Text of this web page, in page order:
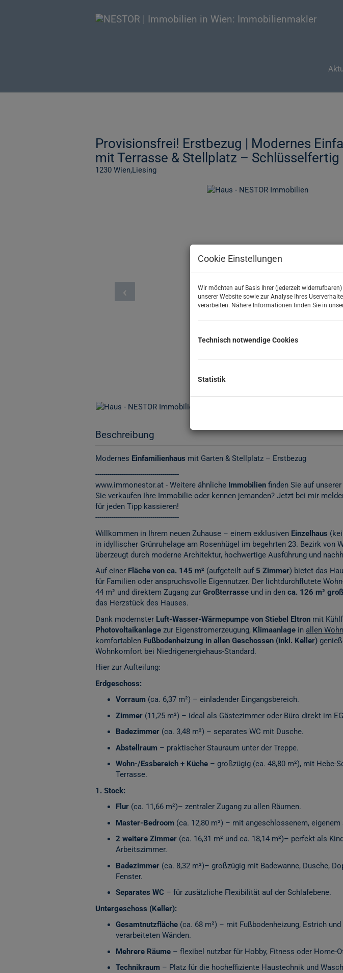
Provisionsfrei! Erstbezug | Modernes
mit Terrasse & Stellplatz – Schlüsselfertig
1230 Wien,Liesing
Beschreibung
Modernes Einfamilienhaus mit Garten & Stellplatz – Erstbezug
-----------------------------------------
www.immonestor.at - Weitere ähnliche Immobilien finden Sie auf
Sie verkaufen Ihre Immobilie oder kennen jemanden? Jetzt bei mir
für jeden Tipp kassieren!
-----------------------------------------
Willkommen in Ihrem neuen Zuhause – einem exklusiven Einzelhaus
in idyllischer Grünruhelage am Rosenhügel im begehrten 23. Bezirk von
überzeugt durch moderne Architektur, hochwertige Ausführung und
Auf einer Fläche von ca. 145 m² (aufgeteilt auf 5 Zimmer) bietet das
für Familien oder anspruchsvolle Eigennutzer. Der lichtdurchflutete
44 m² und direktem Zugang zur Großterrasse und in den ca. 126 m²
das Herzstück des Hauses.
Dank modernster Luft-Wasser-Wärmepumpe von Stiebel Eltron mit
Photovoltaikanlage zur Eigenstromerzeugung, Klimaanlage in allen
komfortablen Fußbodenheizung in allen Geschossen (inkl. Keller)
Wohnkomfort bei Niedrigenergiehaus-Standard.
Hier zur Aufteilung:
Erdgeschoss:
Vorraum (ca. 6,37 m²) – einladender Eingangsbereich.
Zimmer (11,25 m²) – ideal als Gästezimmer oder Büro direkt im
Badezimmer (ca. 3,48 m²) – separates WC mit Dusche.
Abstellraum – praktischer Stauraum unter der Treppe.
Wohn-/Essbereich + Küche – großzügig (ca. 48,80 m²), mit Hebe-
Terrasse.
1. Stock:
Flur (ca. 11,66 m²)– zentraler Zugang zu allen Räumen.
Master-Bedroom (ca. 12,80 m²) – mit angeschlossenem, eigenem
2 weitere Zimmer (ca. 16,31 m² und ca. 18,14 m²)– perfekt als
Arbeitszimmer.
Badezimmer (ca. 8,32 m²)– großzügig mit Badewanne, Dusche,
Fenster.
Separates WC – für zusätzliche Flexibilität auf der Schlafebene.
Untergeschoss (Keller):
Gesamtnutzfläche (ca. 68 m²) – mit Fußbodenheizung, Estrich
verarbeiteten Wänden.
Mehrere Räume – flexibel nutzbar für Hobby, Fitness oder Home-
Technikraum – Platz für die hocheffiziente Haustechnik und
Cookie Einstellungen
Wir möchten auf Basis Ihrer (jederzeit
unserer Website sowie zur Analyse Ihres
verarbeiten. Nähere Informationen finden Sie in
Technisch notwendige Cookies
Statistik